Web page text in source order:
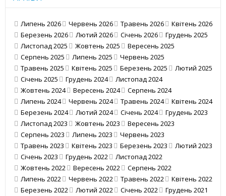
Липень 2026 Червень 2026 Травень 2026
Квітень 2026
Березень 2026
Лютий 2026 Січень 2026
Грудень 2025
Листопад 2025
Жовтень 2025
Вересень 2025
Серпень 2025
Липень 2025
Червень 2025
Травень 2025
Квітень 2025 Березень 2025
Лютий 2025
Січень 2025
Грудень 2024
Листопад 2024
Жовтень 2024
Вересень 2024
Серпень 2024
Липень 2024
Червень 2024 Травень 2024
Квітень 2024
Березень 2024
Лютий 2024 Січень 2024
Грудень 2023
Листопад 2023
Жовтень 2023
Вересень 2023
Серпень 2023
Липень 2023
Червень 2023
Травень 2023
Квітень 2023 Березень 2023
Лютий 2023
Січень 2023
Грудень 2022
Листопад 2022
Жовтень 2022
Вересень 2022
Серпень 2022
Липень 2022
Червень 2022 Травень 2022
Квітень 2022
Березень 2022
Лютий 2022 Січень 2022
Грудень 2021